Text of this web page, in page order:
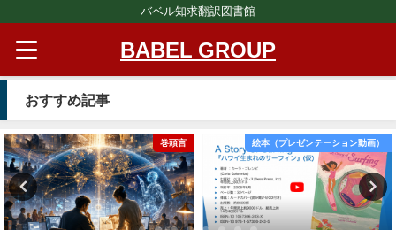
バベル知求翻訳図書館
BABEL GROUP
おすすめ記事
巻頭言 絵本（プレゼンテーション動画）